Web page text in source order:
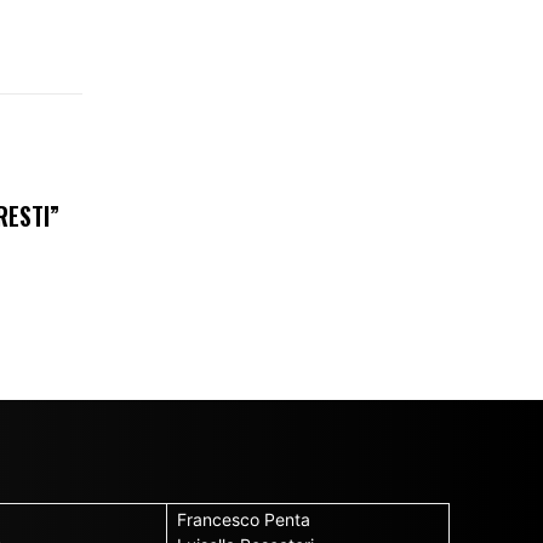
Francesco Penta